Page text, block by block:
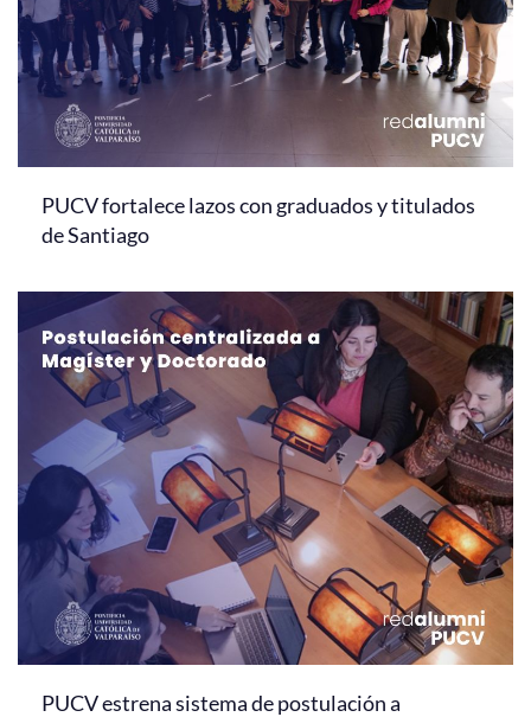
PUCV fortalece lazos con graduados y titulados
de Santiago
PUCV estrena sistema de postulación a